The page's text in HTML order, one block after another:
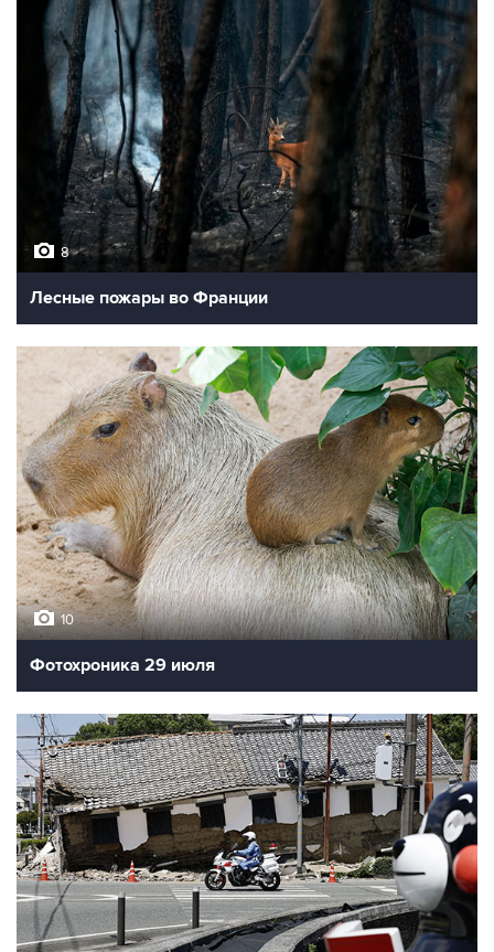
8
Лесные пожары во Франции
10
Фотохроника 29 июля